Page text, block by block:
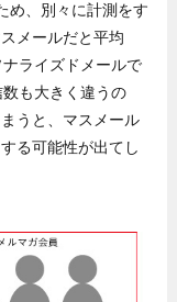
め、別々に計測をす
メールだと平均
ライズドメールで
も大きく違うの
うと、マスメール
る可能性が出てし